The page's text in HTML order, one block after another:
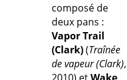
composé de
deux pans :
Vapor Trail
(Clark)(Traînée
de vapeur (Clark),